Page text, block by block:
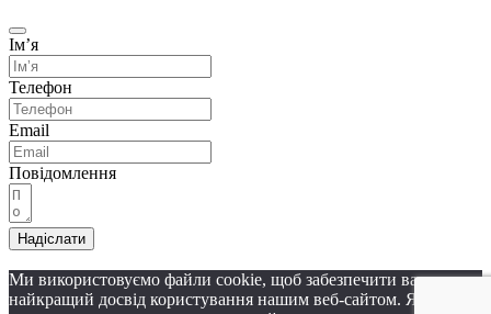
Імʼя
Телефон
Email
Повідомлення
Надіслати
Ми використовуємо файли cookie, щоб забезпечити вам
найкращий досвід користування нашим веб-сайтом. Якщо ви